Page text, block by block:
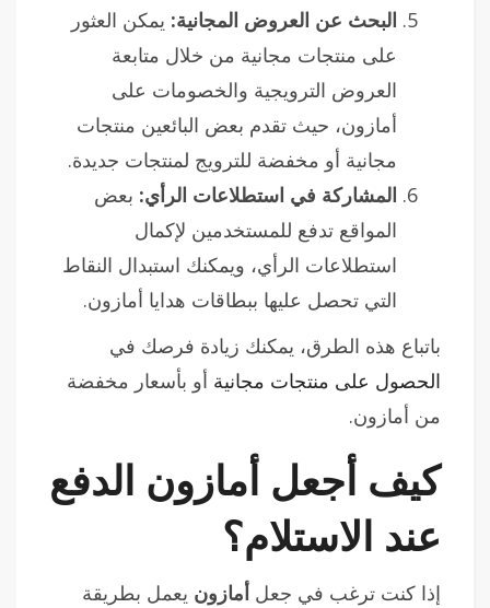
البحث عن العروض المجانية: يمكن العثور
على منتجات مجانية من خلال متابعة
العروض الترويجية والخصومات على
أمازون، حيث تقدم بعض البائعين منتجات
مجانية أو مخفضة للترويج لمنتجات جديدة.
المشاركة في استطلاعات الرأي: بعض
المواقع تدفع للمستخدمين لإكمال
استطلاعات الرأي، ويمكنك استبدال النقاط
التي تحصل عليها ببطاقات هدايا أمازون.
باتباع هذه الطرق، يمكنك زيادة فرصك في
الحصول على منتجات مجانية أو بأسعار مخفضة
من أمازون.
كيف أجعل أمازون الدفع
عند الاستلام؟
إذا كنت ترغب في جعل أمازون يعمل بطريقة